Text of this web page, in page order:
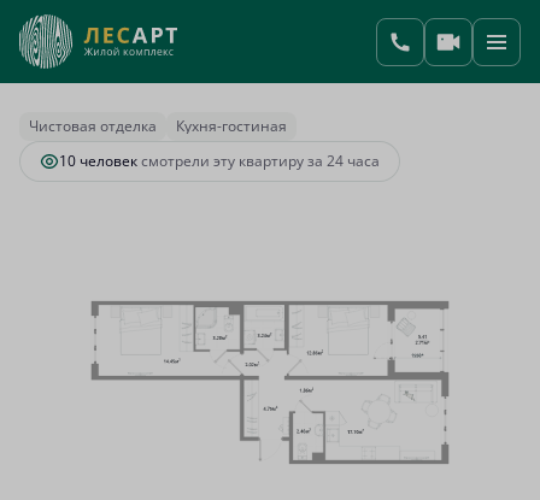
2-комнатная64.73 м 15 151 610 руб.
Ипотека от 80 705 руб.
Чистовая отделка
Кухня-гостиная
10 человексмотрели эту квартиру за 24 часа